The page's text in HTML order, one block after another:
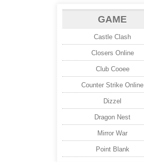
GAME
Castle Clash
Closers Online
Club Cooee
Counter Strike Online
Dizzel
Dragon Nest
Mirror War
Point Blank